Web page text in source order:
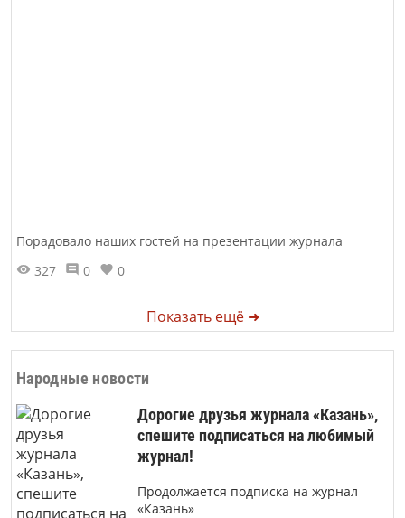
Порадовало наших гостей на презентации журнала
327
0 0
Показать ещё ➜
Народные новости
Дорогие друзья журнала «Казань»,
спешите подписаться на любимый
журнал!
Продолжается подписка на журнал
«Казань»